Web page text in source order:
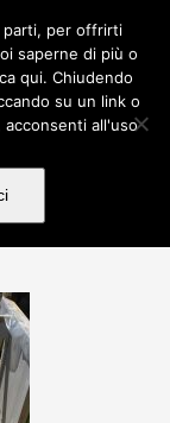
parti, per offrirti
saperne di più o
qui. Chiudendo
su un link o
acconsenti all'uso